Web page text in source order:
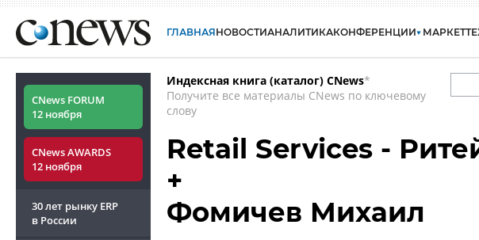
ГЛАВНАЯНОВОСТИАНАЛИТИКАКОНФЕРЕНЦИИ МАРКЕТ
CNews FORUM
12 ноября
CNews AWARDS
12 ноября
30 лет рынку ERP
в России
Индексная книга (каталог) CNews*
Получите все материалы CNews по ключевому
слову
Retail Services -
+
Фомичев Михаил